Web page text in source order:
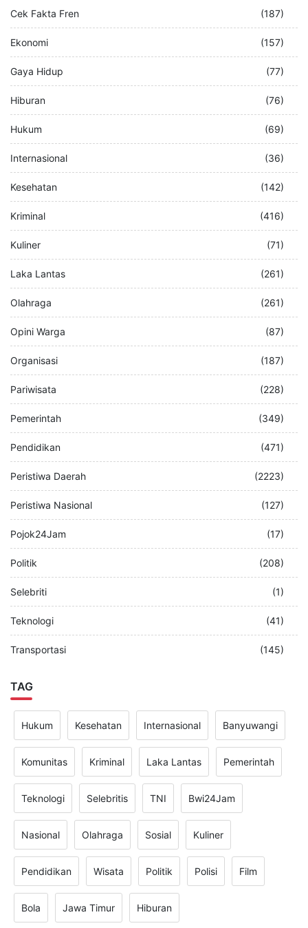
Cek Fakta Fren (187)
Ekonomi (157)
Gaya Hidup (77)
Hiburan (76)
Hukum (69)
Internasional (36)
Kesehatan (142)
Kriminal (416)
Kuliner (71)
Laka Lantas (261)
Olahraga (261)
Opini Warga (87)
Organisasi (187)
Pariwisata (228)
Pemerintah (349)
Pendidikan (471)
Peristiwa Daerah (2223)
Peristiwa Nasional (127)
Pojok24Jam (17)
Politik (208)
Selebriti (1)
Teknologi (41)
Transportasi (145)
TAG
Hukum Kesehatan Internasional Banyuwangi
Komunitas Kriminal Laka Lantas Pemerintah
Teknologi Selebritis TNI Bwi24Jam
Nasional Olahraga Sosial Kuliner
Pendidikan Wisata Politik Polisi Film
Bola Jawa Timur Hiburan